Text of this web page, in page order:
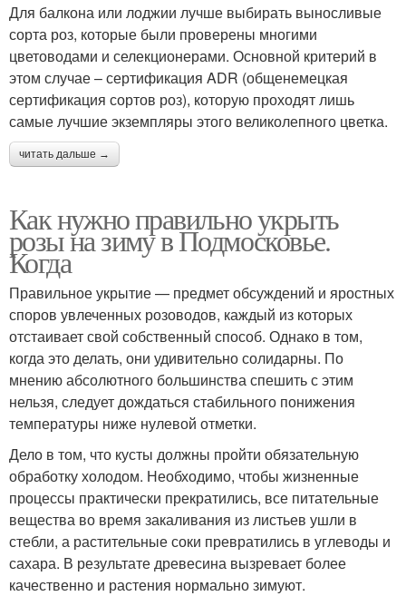
Для балкона или лоджии лучше выбирать выносливые
сорта роз, которые были проверены многими
цветоводами и селекционерами. Основной критерий в
этом случае – сертификация ADR (общенемецкая
сертификация сортов роз), которую проходят лишь
самые лучшие экземпляры этого великолепного цветка.
читать дальше →
Как нужно правильно укрыть
розы на зиму в Подмосковье.
Когда
Правильное укрытие — предмет обсуждений и яростных
споров увлеченных розоводов, каждый из которых
отстаивает свой собственный способ. Однако в том,
когда это делать, они удивительно солидарны. По
мнению абсолютного большинства спешить с этим
нельзя, следует дождаться стабильного понижения
температуры ниже нулевой отметки.
Дело в том, что кусты должны пройти обязательную
обработку холодом. Необходимо, чтобы жизненные
процессы практически прекратились, все питательные
вещества во время закаливания из листьев ушли в
стебли, а растительные соки превратились в углеводы и
сахара. В результате древесина вызревает более
качественно и растения нормально зимуют.